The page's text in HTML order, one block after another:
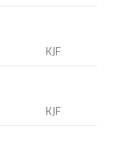
KJF
KJF